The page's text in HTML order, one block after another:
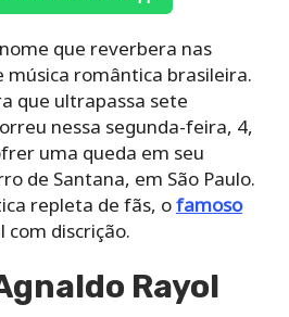
que reverbera nas
música romântica brasileira.
que ultrapassa sete
nessa segunda-feira, 4,
uma queda em seu
de Santana, em São Paulo.
repleta de fãs, ofamoso
com discrição.
Rayol